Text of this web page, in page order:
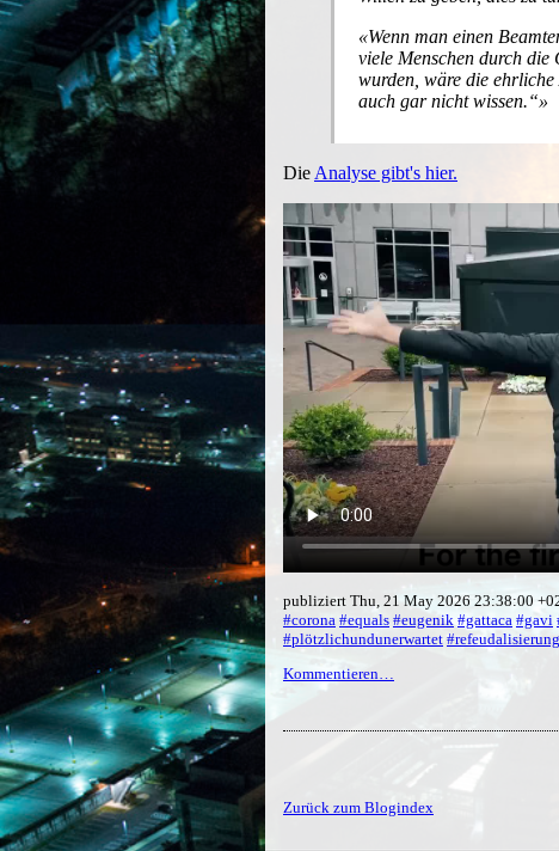
Wenn man einen
viele Menschen durch
wurden, wäre die
auch gar nicht wissen.“
Die Analyse gibt's hier.
publiziert Thu, 21 May 2026 23:38:00
#corona #equals #eugenik #gattaca #gavi
#plötzlichundunerwartet #refeudalisierung
Kommentieren…
Zurück zum Blogindex